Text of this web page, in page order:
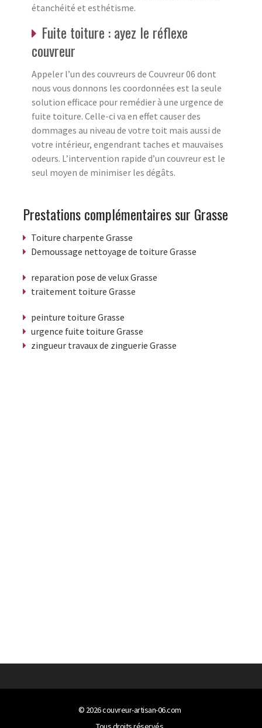
étanchéité et esthétisme.
Fuite toiture : ayez le réflexe
couvreur
Appeler l’un des couvreurs de Couvreur 06 dont
nous vous donnons les coordonnées est la seule
solution efficace pour remédier à une urgence de
fuite toiture. Celle-ci va en effet causer des
dommages au niveau de votre toit mais aussi de
votre intérieur, engendrant taches et mauvaises
odeurs. L’intervention rapide d’un couvreur est le
seul moyen de minimiser les dégâts.
Prestations complémentaires sur Grasse
Toiture charpente Grasse
Demoussage nettoyage de toiture Grasse
reparation pose de velux Grasse
traitement toiture Grasse
peinture toiture Grasse
urgence fuite toiture Grasse
zingueur travaux de zinguerie Grasse
© 2026couvreur-artisan-06.com